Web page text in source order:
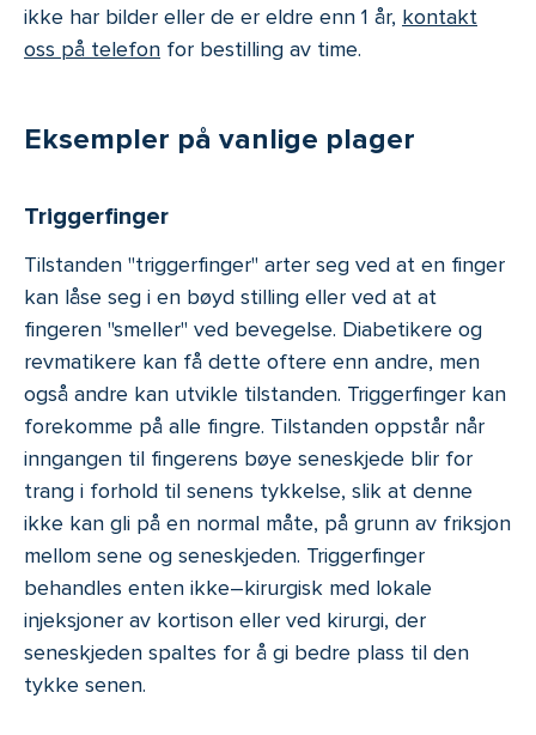
ikke har bilder eller de er eldre enn 1 år, kontakt
oss på telefon for bestilling av time.
Eksempler på vanlige plager
Triggerfinger
Tilstanden "triggerfinger" arter seg ved at en finger
kan låse seg i en bøyd stilling eller ved at at
fingeren "smeller" ved bevegelse. Diabetikere og
revmatikere kan få dette oftere enn andre, men
også andre kan utvikle tilstanden. Triggerfinger kan
forekomme på alle fingre. Tilstanden oppstår når
inngangen til fingerens bøye seneskjede blir for
trang i forhold til senens tykkelse, slik at denne
ikke kan gli på en normal måte, på grunn av friksjon
mellom sene og seneskjeden. Triggerfinger
behandles enten ikke–kirurgisk med lokale
injeksjoner av kortison eller ved kirurgi, der
seneskjeden spaltes for å gi bedre plass til den
tykke senen.